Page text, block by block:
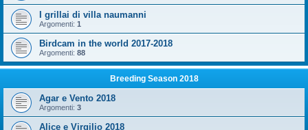
I grillai di villa naumanni
Argomenti: 1
Birdcam in the world 2017-2018
Argomenti: 88
Breeding Season 2018
Agar e Vento 2018
Argomenti: 3
Alice e Virgilio 2018